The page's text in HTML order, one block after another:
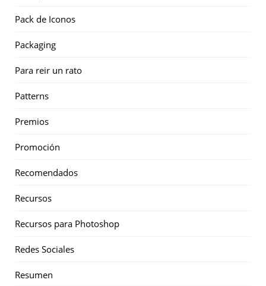
Pack de Iconos
Packaging
Para reir un rato
Patterns
Premios
Promoción
Recomendados
Recursos
Recursos para Photoshop
Redes Sociales
Resumen